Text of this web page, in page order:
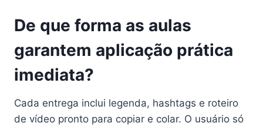
De que forma as aulas
garantem aplicação prática
imediata?
Cada entrega inclui legenda, hashtags e roteiro
de vídeo pronto para copiar e colar. O usuário só